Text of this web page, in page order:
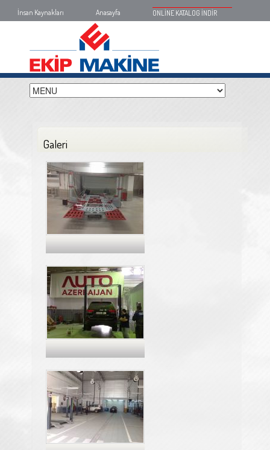
ONLİNE KATALOG İNDİR
Anasayfa
İnsan Kaynakları
Galeri